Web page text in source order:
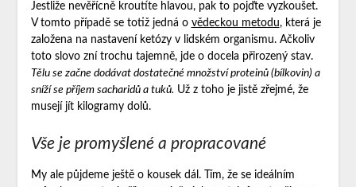
Jestliže nevěřícně kroutíte hlavou, pak to pojďte vyzkoušet.
V tomto případě se totiž jedná o vědeckou metodu, která je
založena na nastavení ketózy v lidském organismu. Ačkoliv
toto slovo zní trochu tajemně, jde o docela přirozený stav.
Tělu se začne dodávat dostatečné množství proteinů (bílkovin) a
sníží se příjem sacharidů a tuků. Už z toho je jistě zřejmé, že
musejí jít kilogramy dolů.
Vše je promyšlené a propracované
My ale půjdeme ještě o kousek dál. Tím, že se ideálním